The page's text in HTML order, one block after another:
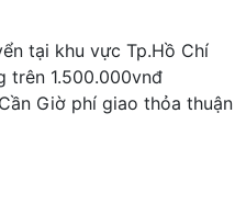
tại khu vực Tp.Hồ Chí
trên 1.500.000vnđ
Giờ phí giao thỏa thuận